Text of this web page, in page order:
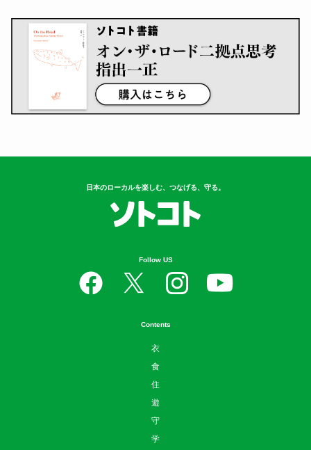
日本のローカルを楽しむ、つなげる、守る。
Follow US
Contents
衣
食
住
遊
守
学